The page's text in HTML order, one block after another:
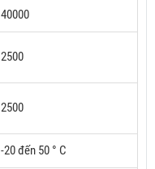
40000
2500
2500
-20 đến 50 ° C